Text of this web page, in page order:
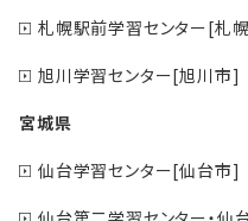
札幌駅前学習センター[札
旭川学習センター[旭川市]
宮城県
仙台学習センター[仙台市]